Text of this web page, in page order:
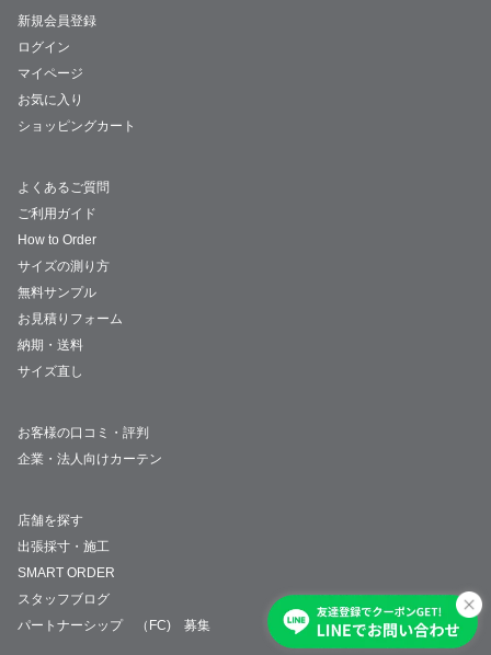
新規会員登録
ログイン
マイページ
お気に入り
ショッピングカート
よくあるご質問
ご利用ガイド
How to Order
サイズの測り方
無料サンプル
お見積りフォーム
納期・送料
サイズ直し
お客様の口コミ・評判
企業・法人向けカーテン
店舗を探す
出張採寸・施工
SMART ORDER
スタッフブログ
パートナーシップ （FC) 募集